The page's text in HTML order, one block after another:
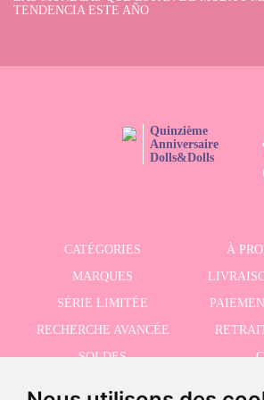
les changer ou un landau. Faites confiance à
TENDENCIA ESTE AÑO
Quinzième
Anniversaire
Dolls&Dolls
CATÉGORIES
À
MARQUES
SÉRIE LIMITÉE
RECHERCHE AVANCÉE
SOLDES